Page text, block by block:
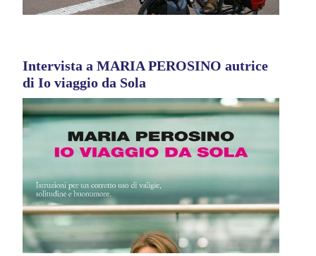
Intervista a MARIA PEROSINO autrice
di Io viaggio da Sola